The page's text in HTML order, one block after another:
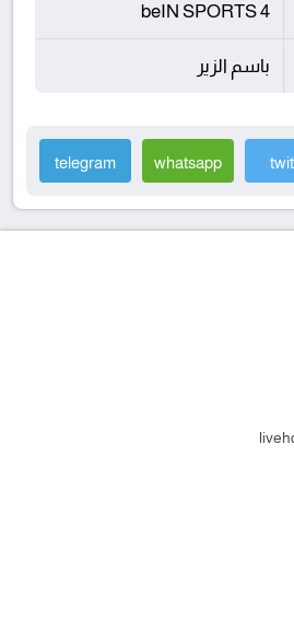
beIN SPORTS 4
باسم الزير
whatsapp
telegram